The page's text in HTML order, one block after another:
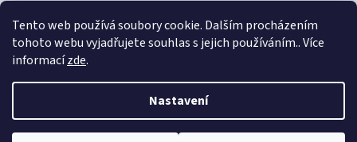
Tento web používá soubory cookie. Dalším procházením
tohoto webu vyjadřujete souhlas s jejich používáním.. Více
informacízde.
Nastavení
i
s
Sledovat na Instagramu
Aronax Technic